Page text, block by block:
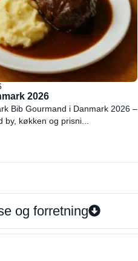
2026
Bib Gourmand i Danmark 2026 –
køkken og prisni...
og forretning